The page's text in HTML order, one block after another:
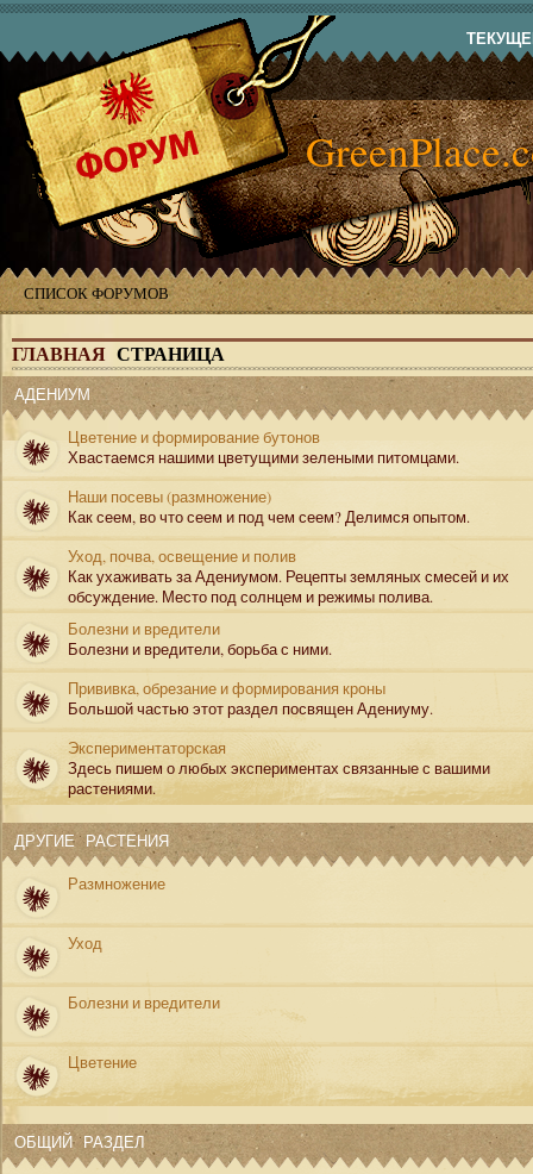
СПИСОК ФОРУМОВ
ГЛАВНАЯ СТРАНИЦА
АДЕНИУМ
Цветение и формирование бутонов
Хвастаемся нашими цветущими зелеными питомцами.
Наши посевы (размножение)
Как сеем, во что сеем и под чем сеем? Делимся опытом.
Уход, почва, освещение и полив
Как ухаживать за Адениумом. Рецепты земляных смесей и их
обсуждение. Место под солнцем и режимы полива.
Болезни и вредители
Болезни и вредители, борьба с ними.
Прививка, обрезание и формирования кроны
Большой частью этот раздел посвящен Адениуму.
Экспериментаторская
Здесь пишем о любых экспериментах связанные с вашими
растениями.
ДРУГИЕ РАСТЕНИЯ
Размножение
Уход
Болезни и вредители
Цветение
ОБЩИЙ РАЗДЕЛ